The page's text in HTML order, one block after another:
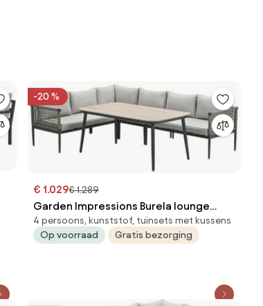
-20 %
€ 1.029€ 1.289
Garden Impressions Burela lounge
dining set 5-delig links - taupe
4 persoons, kunststof, tuinsets met kussens
Op voorraad
Gratis bezorging